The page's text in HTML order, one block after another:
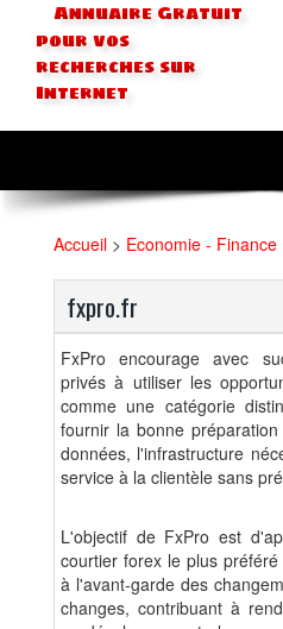
Annuaire Gratuit
pour vos
recherches sur
Internet
Accueil > Economie - Finance
fxpro.fr
FxPro encourage avec
privés à utiliser les
comme une catégorie
fournir la bonne
données, l'infrastructure
service à la clientèle sans
L'objectif de FxPro est
courtier forex le plus
à l'avant-garde des
changes, contribuant à